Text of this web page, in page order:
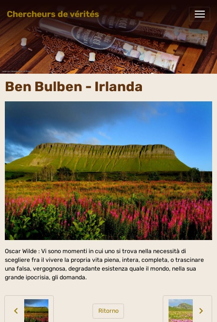
Chercheurs de vérités
Ben Bulben - Irlanda
Oscar Wilde : Vi sono momenti in cui uno si trova nella necessità di
scegliere fra il vivere la propria vita piena, intera, completa, o trascinare
una falsa, vergognosa, degradante esistenza quale il mondo, nella sua
grande ipocrisia, gli domanda.
Ritorno